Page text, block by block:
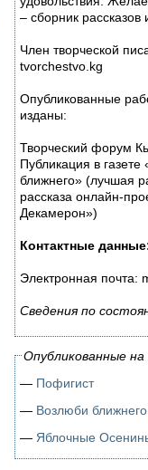
– сборник
Член творческой
tvorchestvo.kg
Опубликованные
изданы:
Творческий форум
Публикация в
ближнего» (лучшая
рассказа онлайн-
Декамерон»)
Контактные
Электронная почта:
Сведения по
Опубликованные
— Пофигист
— Возлюби ближнего
— Яблочные